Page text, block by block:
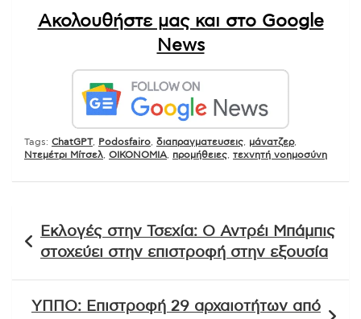
Ακολουθήστε μας και στο Google
News
Tags: ChatGPT, Podosfairo διαπραγματευσεις μάνατζερ,
Ντεμέτρι Μίτσελ ΟΙΚΟΝΟΜΙΑ προμήθειες τεχνητή νοημοσύνη
άρθρων
Εκλογές στην Τσεχία: Ο Αντρέι Μπάμπις
στοχεύει στην επιστροφή στην εξουσία
ΥΠΠΟ: Επιστροφή 29 αρχαιοτήτων από